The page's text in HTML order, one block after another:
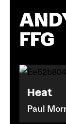
FFG
Heat
Paul